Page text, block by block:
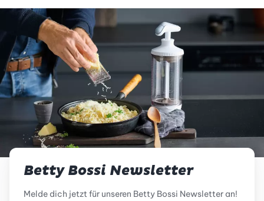
Betty Bossi Newsletter
Melde dich jetzt für unseren Betty Bossi Newsletter an!